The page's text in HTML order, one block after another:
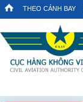
THEO CÁNH BAY